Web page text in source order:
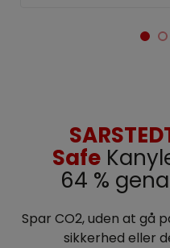
Safe
64 %
Spar CO2, uden at gå
sikkerhed eller